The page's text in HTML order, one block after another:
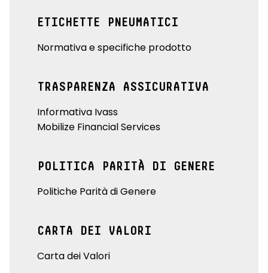
ETICHETTE PNEUMATICI
Normativa e specifiche prodotto
TRASPARENZA ASSICURATIVA
Informativa Ivass
Mobilize Financial Services
POLITICA PARITÀ DI GENERE
Politiche Parità di Genere
CARTA DEI VALORI
Carta dei Valori